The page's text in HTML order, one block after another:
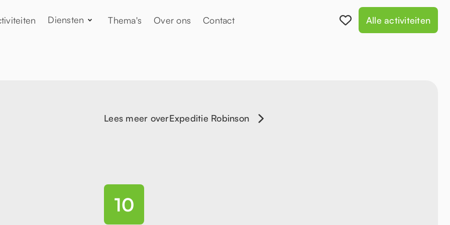
Diensten Thema's Over ons Contact Alle activiteiten
Lees meer overExpeditie Robinson
10